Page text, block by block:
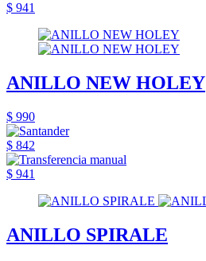
$ 941
ANILLO NEW HOLEY
$ 990
$ 842
$ 941
ANILLO SPIRALE